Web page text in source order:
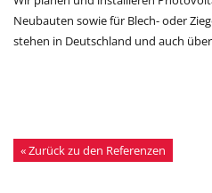
Neubauten sowie für Blech- oder
stehen in Deutschland und auch
« Zurück zu den Referenzen